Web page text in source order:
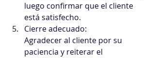
luego confirmar que el cliente
está satisfecho.
Cierre adecuado:
Agradecer al cliente por su
paciencia y reiterar el